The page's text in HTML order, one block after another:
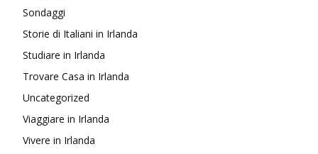
Sondaggi
Storie di Italiani in Irlanda
Studiare in Irlanda
Trovare Casa in Irlanda
Uncategorized
Viaggiare in Irlanda
Vivere in Irlanda